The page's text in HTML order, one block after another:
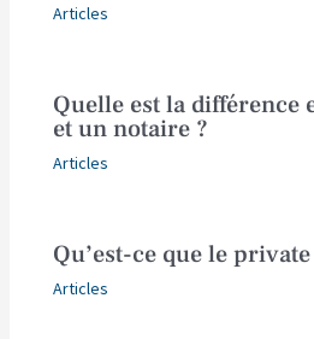
Articles
Quelle est la différence
et un notaire ?
Articles
Qu’est-ce que le
Articles